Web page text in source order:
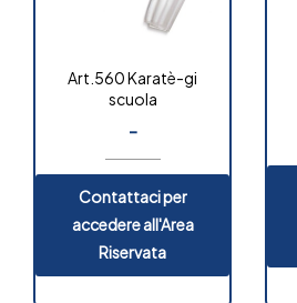
Art.560 Karatè-gi
scuola
-
Contattaci per
accedere all'Area
Riservata